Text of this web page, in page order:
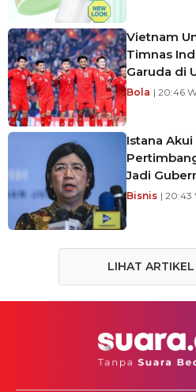
Vietnam
Timnas
Garuda di
Bola | 20:46
Istana
Jadi
Bisnis | 20:43
LIHAT